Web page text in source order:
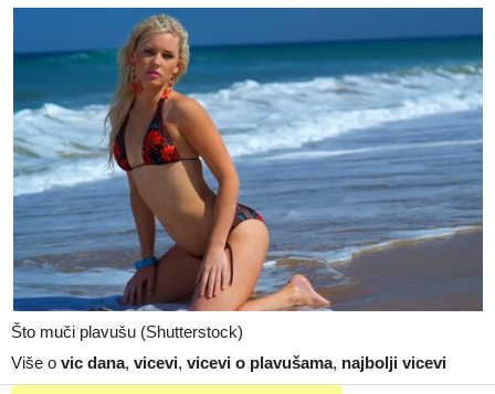
Što muči plavušu (Shutterstock)
Više o vic dana, vicevi, vicevi o plavušama, najbolji vicevi